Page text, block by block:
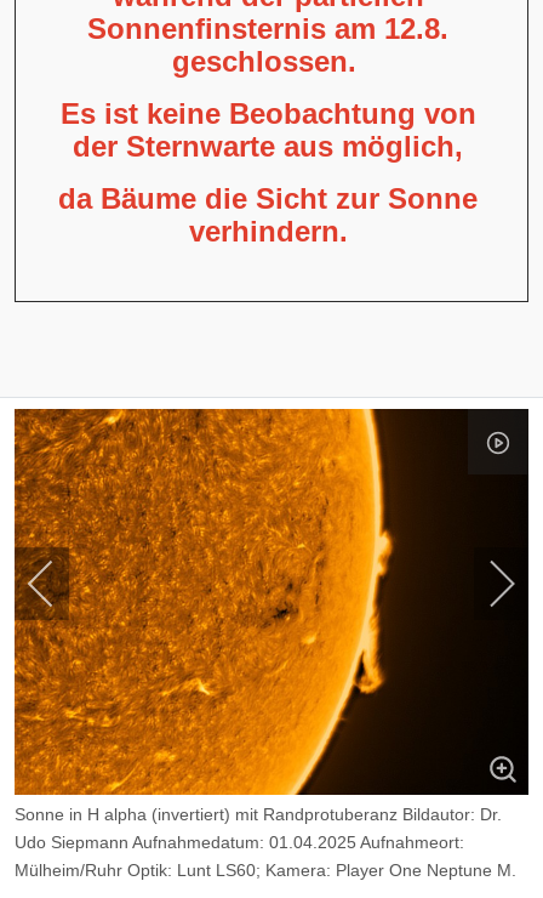
Sonnenfinsternis am 12.8.
geschlossen.
Es ist keine Beobachtung von
der Sternwarte aus möglich,
da Bäume die Sicht zur Sonne
verhindern.
Sonne in H alpha (invertiert) mit Randprotuberanz Bildautor: Dr.
Udo Siepmann Aufnahmedatum: 01.04.2025 Aufnahmeort:
Mülheim/Ruhr Optik: Lunt LS60; Kamera: Player One Neptune M.